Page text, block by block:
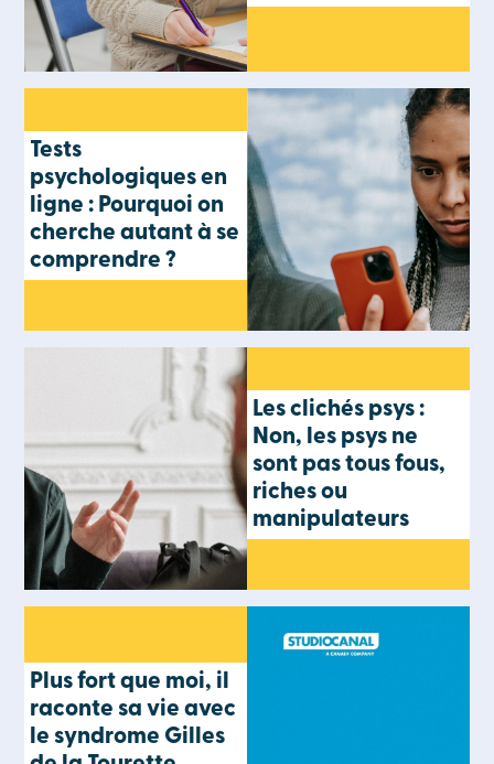
Tests
psychologiques en
ligne : Pourquoi on
cherche autant à se
comprendre ?
Les clichés psys :
Non, les psys ne
sont pas tous fous,
riches ou
manipulateurs
Plus fort que moi, il
raconte sa vie avec
le syndrome Gilles